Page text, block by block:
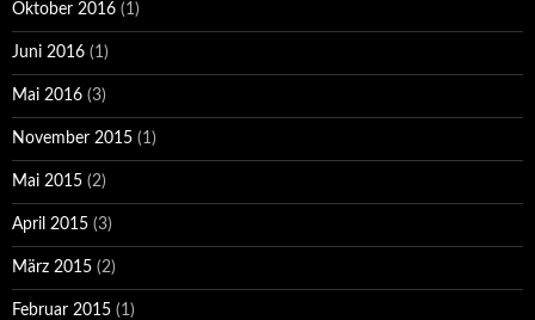
Oktober 2016 (1)
Juni 2016 (1)
Mai 2016 (3)
November 2015 (1)
Mai 2015 (2)
April 2015 (3)
März 2015 (2)
Februar 2015 (1)